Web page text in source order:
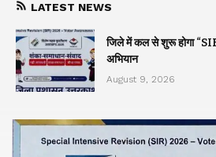
LATEST NEWS
जिले में कल से शुरू होगा
अभियान
August 9, 2026